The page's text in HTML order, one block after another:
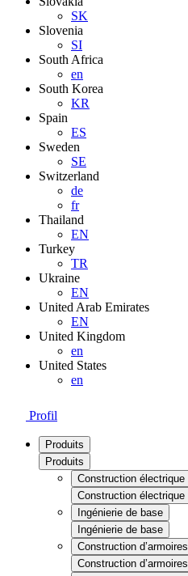
SK
Slovenia
SI
South Africa
en
South Korea
KR
Spain
ES
Sweden
SE
Switzerland
de
fr
Thailand
EN
Turkey
TR
Ukraine
EN
United Arab Emirates
EN
United Kingdom
en
United States
en
Profil
Produits
Produits
Construction électrique
Construction électrique
Ingénierie de base
Ingénierie de base
Construction d’armoires
Construction d’armoires